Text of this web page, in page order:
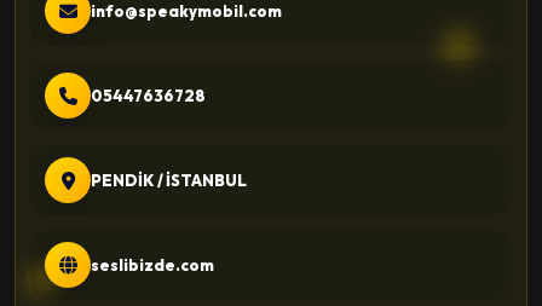
info@speakymobil.com
05447636728
PENDİK / İSTANBUL
seslibizde.com